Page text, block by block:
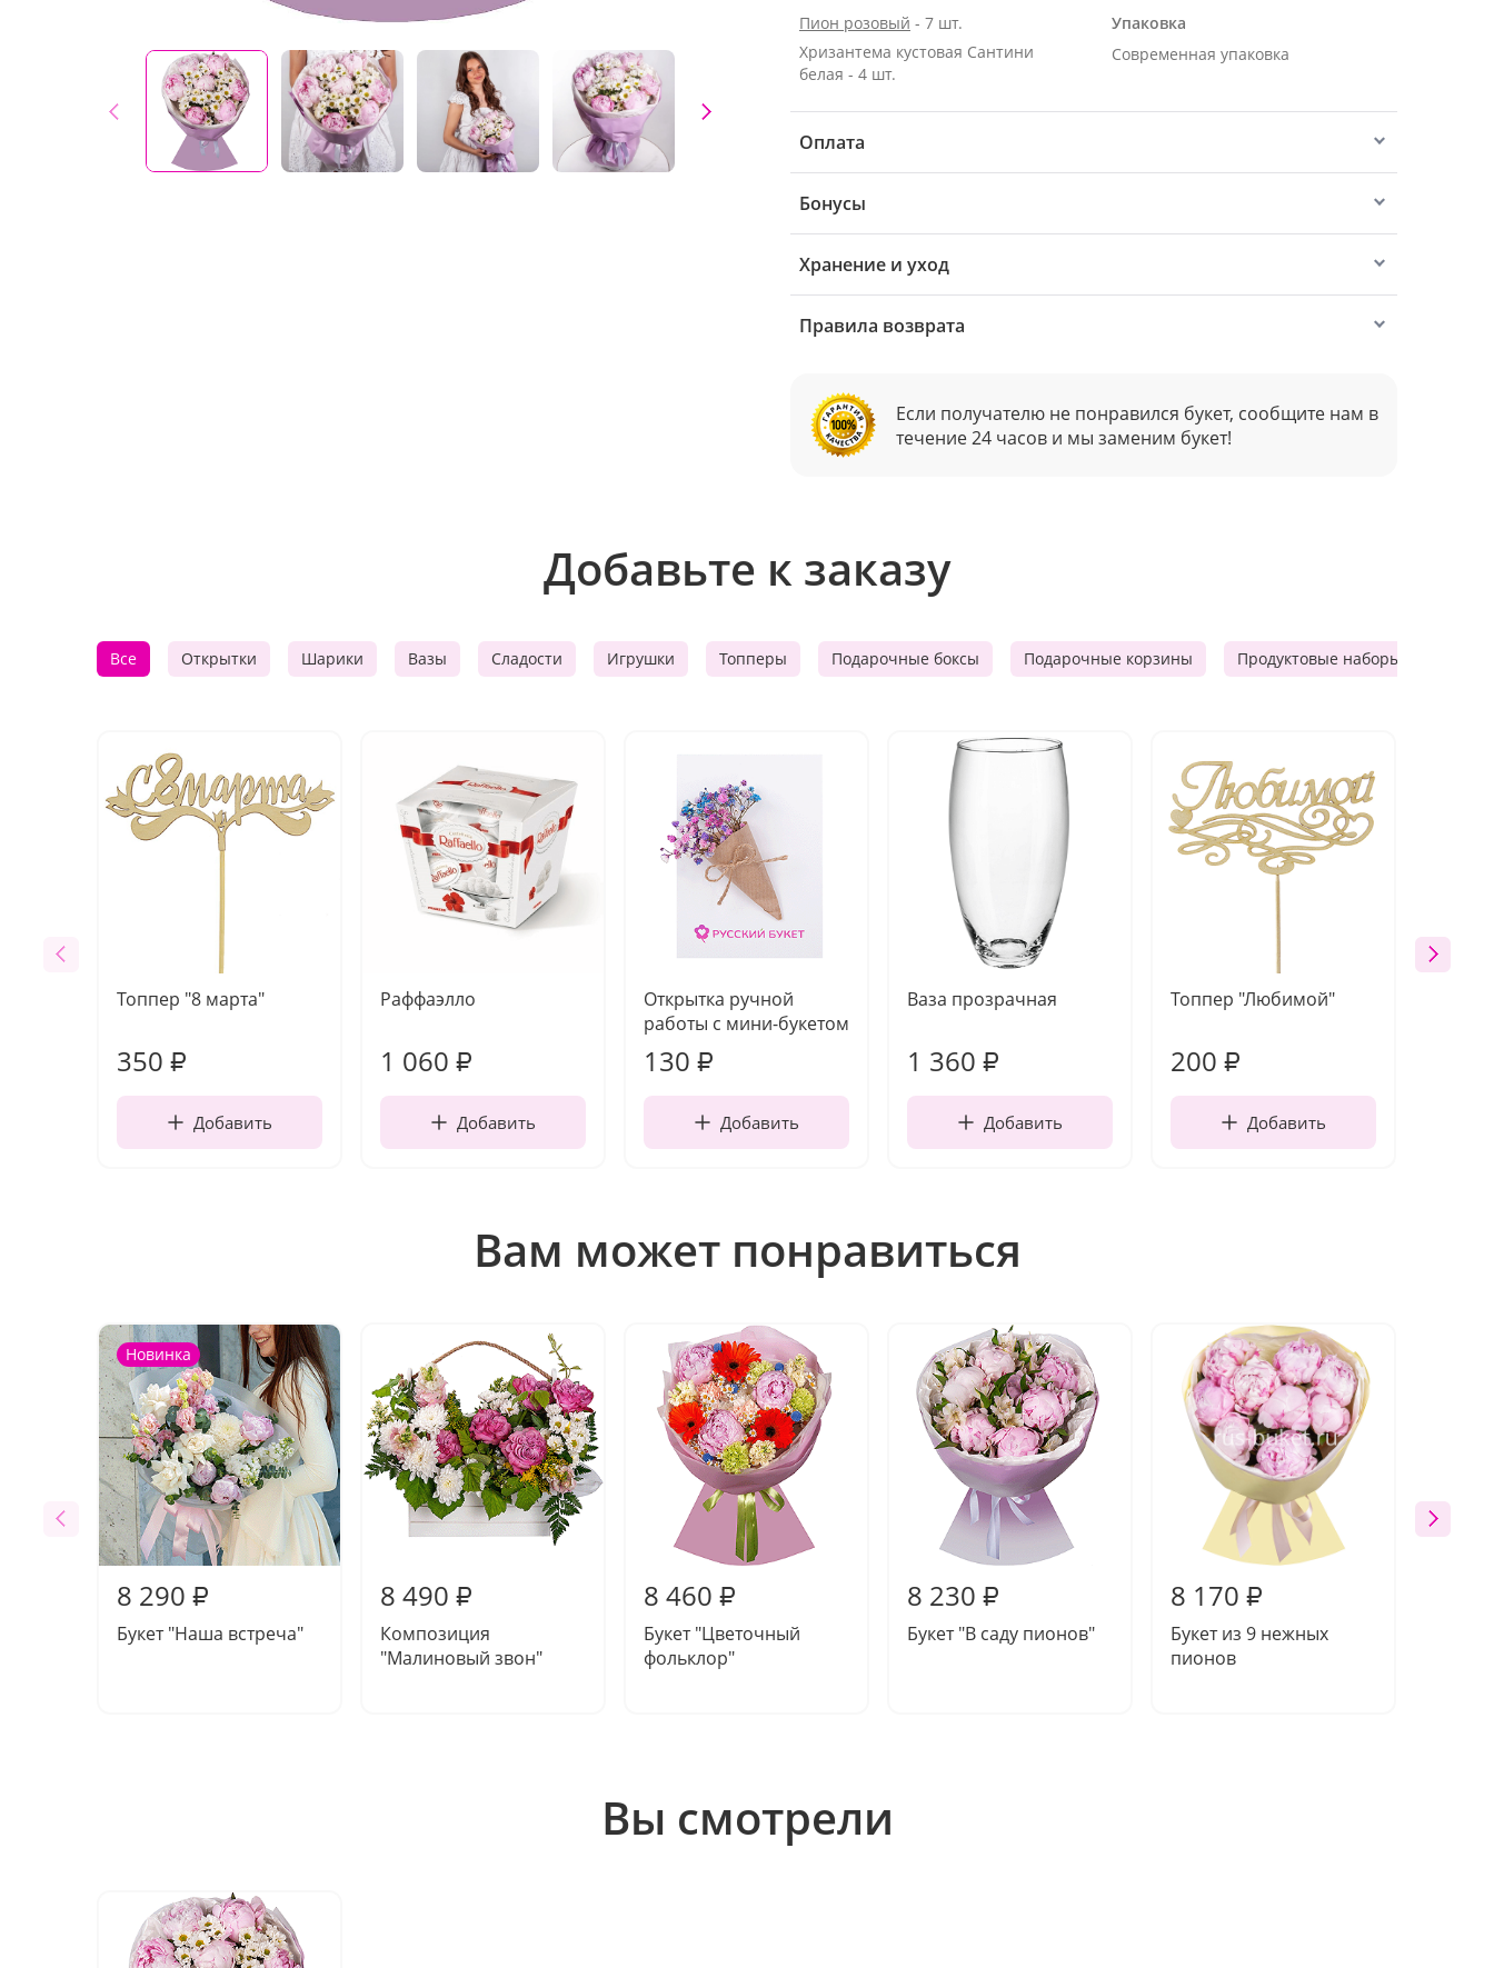
Пион розовый - 7 шт.
Хризантема кустовая Сантини
белая - 4 шт.
Упаковка
Современная упаковка
Оплата
Бонусы
Хранение и уход
Правила возврата
Если получателю не понравился букет, сообщите нам в
течение 24 часов и мы заменим букет!
Добавьте к заказу
Все Открытки Шарики Вазы Сладости Игрушки Топперы Подарочные боксы Подарочные корзины Продуктовые наборы
Топпер "8 марта"
350 ₽
Добавить
Раффаэлло
1 060 ₽
Добавить
Открытка ручной
работы с мини-букетом
130 ₽
Добавить
Ваза прозрачная
1 360 ₽
Добавить
Топпер "Любимой"
200 ₽
Добавить
Вам может понравиться
Новинка
8 290 ₽
Букет "Наша встреча"
8 490 ₽
Композиция
"Малиновый звон"
8 460 ₽
Букет "Цветочный
фольклор"
8 230 ₽
Букет "В саду пионов"
8 170 ₽
Букет из 9 нежных
пионов
Вы смотрели